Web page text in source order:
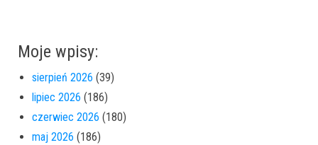
Moje wpisy:
sierpień 2026 (39)
lipiec 2026 (186)
czerwiec 2026 (180)
maj 2026 (186)